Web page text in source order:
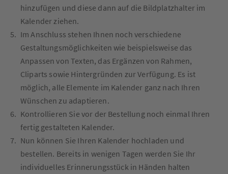
hinzufügen und diese dann auf die Bildplatzhalter im
Kalender ziehen.
Im Anschluss stehen Ihnen noch verschiedene
Gestaltungsmöglichkeiten wie beispielsweise das
Anpassen von Texten, das Ergänzen von Rahmen,
Cliparts sowie Hintergründen zur Verfügung. Es ist
möglich, alle Elemente im Kalender ganz nach Ihren
Wünschen zu adaptieren.
Kontrollieren Sie vor der Bestellung noch einmal Ihren
fertig gestalteten Kalender.
Nun können Sie Ihren Kalender hochladen und
bestellen. Bereits in wenigen Tagen werden Sie Ihr
individuelles Erinnerungsstück in Händen halten